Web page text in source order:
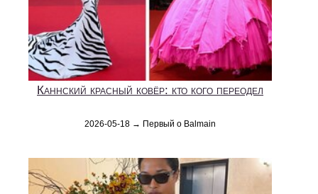
Каннский красный ковёр: кто кого переодел
2026-05-18 → Первый о Balmain